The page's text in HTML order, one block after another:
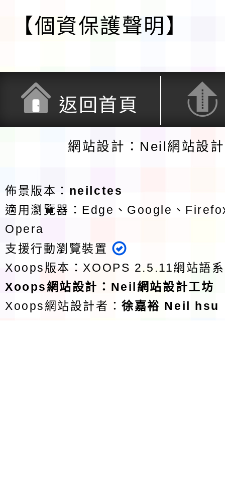
【個資保護聲明】
返回首頁
網站設計：Neil網站設
佈景版本： neilctes
適用瀏覽器：Edge、Google、
Opera
支援行動瀏覽裝置
Xoops版本：XOOPS 2.5.11網站語
Xoops網站設計 ： Neil網站設計工坊
Xoops網站設計者：徐嘉裕 Neil hsu